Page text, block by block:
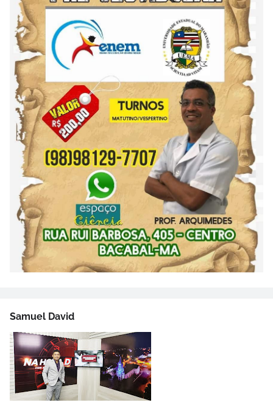
Samuel David